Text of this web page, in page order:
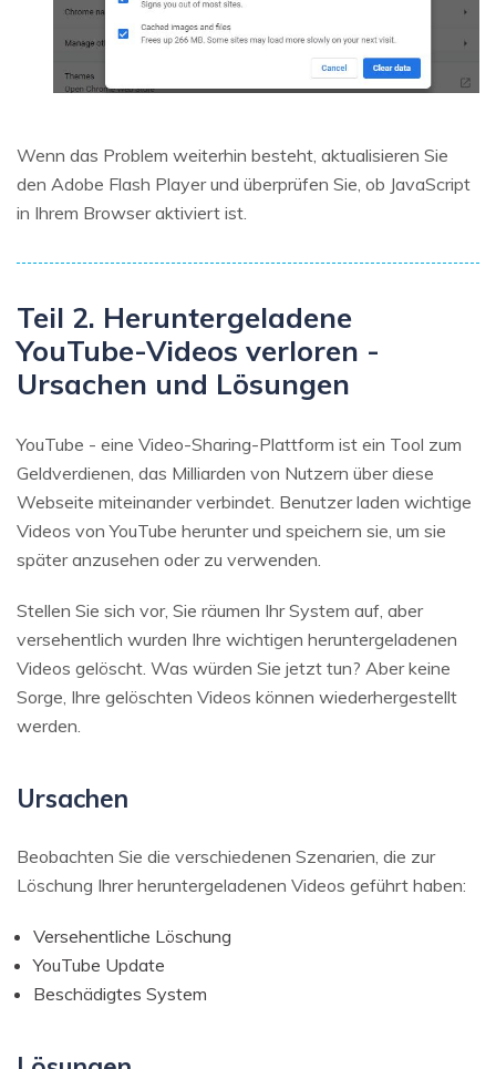
Wenn das Problem weiterhin besteht, aktualisieren Sie
den Adobe Flash Player und überprüfen Sie, ob JavaScript
in Ihrem Browser aktiviert ist.
Teil 2. Heruntergeladene
YouTube-Videos verloren -
Ursachen und Lösungen
YouTube - eine Video-Sharing-Plattform ist ein Tool zum
Geldverdienen, das Milliarden von Nutzern über diese
Webseite miteinander verbindet. Benutzer laden wichtige
Videos von YouTube herunter und speichern sie, um sie
später anzusehen oder zu verwenden.
Stellen Sie sich vor, Sie räumen Ihr System auf, aber
versehentlich wurden Ihre wichtigen heruntergeladenen
Videos gelöscht. Was würden Sie jetzt tun? Aber keine
Sorge, Ihre gelöschten Videos können wiederhergestellt
werden.
Ursachen
Beobachten Sie die verschiedenen Szenarien, die zur
Löschung Ihrer heruntergeladenen Videos geführt haben:
Versehentliche Löschung
YouTube Update
Beschädigtes System